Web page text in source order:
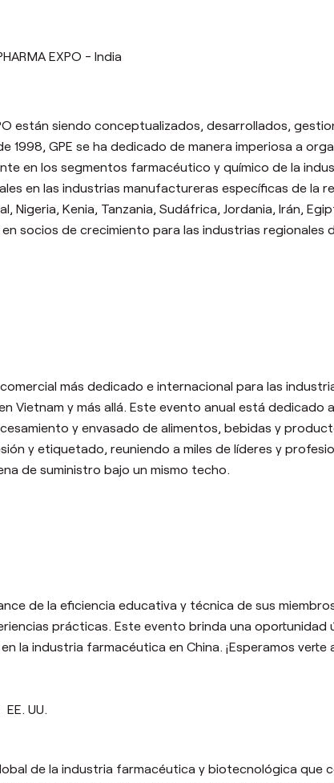
EXPO - India
están siendo conceptualizados, desarrollados,
1998, GPE se ha dedicado de manera imperiosa a
en los segmentos farmacéutico y químico de la
en las industrias manufactureras específicas de la
Nigeria, Kenia, Tanzania, Sudáfrica, Jordania, Irán,
socios de crecimiento para las industrias regionales
más dedicado e internacional para las
Vietnam y más allá. Este evento anual está dedicado
y envasado de alimentos, bebidas y
y etiquetado, reuniendo a miles de líderes y
de suministro bajo un mismo techo.
de la eficiencia educativa y técnica de sus
prácticas. Este evento brinda una oportunidad
la industria farmacéutica en China. ¡Esperamos verte
EE. UU.
de la industria farmacéutica y biotecnológica que